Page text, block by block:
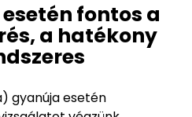
fontos a
a hatékony
gyanúja esetén